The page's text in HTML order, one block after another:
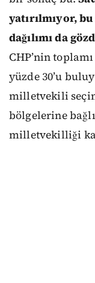
yatırılmıyor,
dağılımı da
CHP’nin
yüzde 30’u
milletvekili
bölgelerine
milletvekilliği